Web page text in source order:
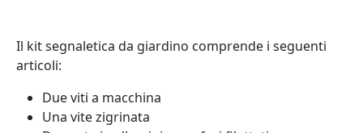
Il kit segnaletica da giardino comprende i seguenti
articoli:
Due viti a macchina
Una vite zigrinata